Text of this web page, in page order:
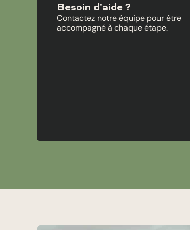
Besoin d’aide ?
Contactez notre équipe pour être
accompagné à chaque étape.